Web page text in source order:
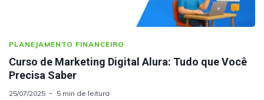
PLANEJAMENTO FINANCEIRO
Curso de Marketing Digital Alura: Tudo que Você
Precisa Saber
25/07/2025 5 min de leitura